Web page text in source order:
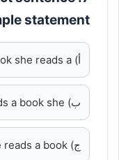
statement.
أ) Book she reads a.
ب) Reads a book she.
ج) She reads a book.